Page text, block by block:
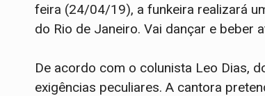
feira (24/04/19), a funkeira realizará
do Rio de Janeiro. Vai dançar e beber
De acordo com o colunista Leo Dias,
exigências peculiares. A cantora